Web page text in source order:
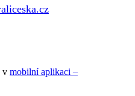
v mobilní aplikaci –